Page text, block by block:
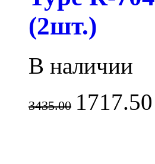
(2шт.)
В наличии
3435.00 1717.50